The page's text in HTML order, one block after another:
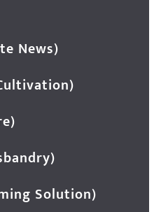
News)
Solution)